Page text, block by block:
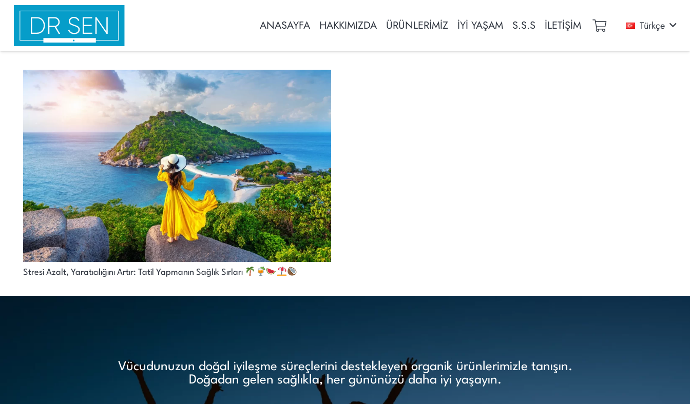
ANASAYFA HAKKIMIZDA ÜRÜNLERİMİZ İYİ YAŞAM S.S.S İLETİŞİM Türkçe
Stresi Azalt, Yaratıcılığını Artır: Tatil Yapmanın Sağlık Sırları
Vücudunuzun doğal iyileşme süreçlerini destekleyen organik ürünlerimizle tanışın.
Doğadan gelen sağlıkla, her gününüzü daha iyi yaşayın.